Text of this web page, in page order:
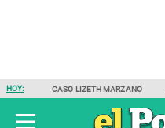
HOY: CASO LIZETH MARZANO